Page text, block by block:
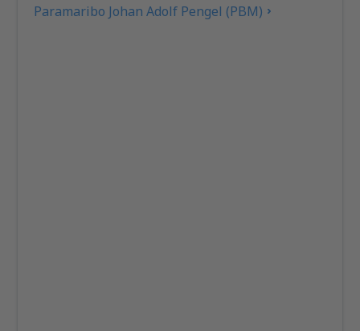
Paramaribo Johan Adolf Pengel (PBM)